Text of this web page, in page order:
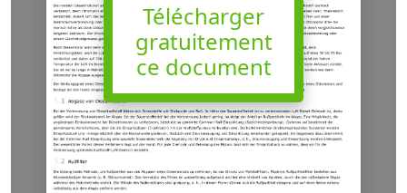
Télécharger
gratuitement
ce document